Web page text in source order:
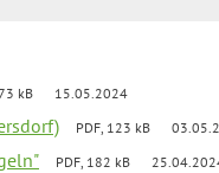
kB 15.05.2024
PDF, 123 kB
PDF, 182 kB